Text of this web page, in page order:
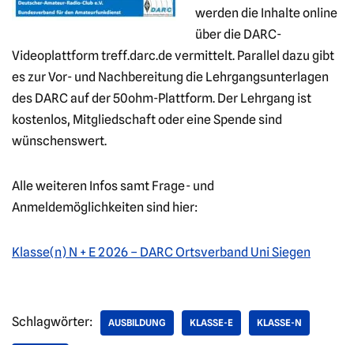
werden die Inhalte online
über die DARC-
Videoplattform treff.darc.de vermittelt. Parallel dazu gibt
es zur Vor- und Nachbereitung die Lehrgangsunterlagen
des DARC auf der 50ohm-Plattform. Der Lehrgang ist
kostenlos, Mitgliedschaft oder eine Spende sind
wünschenswert.
Alle weiteren Infos samt Frage- und
Anmeldemöglichkeiten sind hier:
Klasse(n) N + E 2026 – DARC Ortsverband Uni Siegen
Schlagwörter: AUSBILDUNG KLASSE-E KLASSE-N